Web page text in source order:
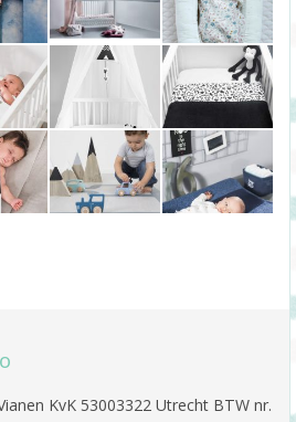
KvK 53003322 Utrecht BTW nr.